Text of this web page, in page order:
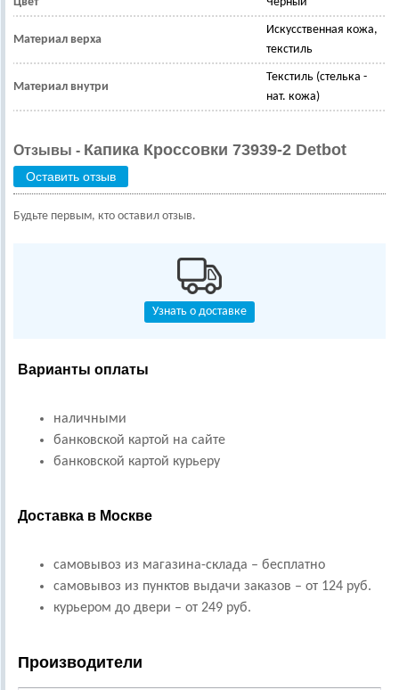
Материал верха
Искусственная кожа,
текстиль
Материал внутри
Текстиль (стелька -
нат. кожа)
Отзывы - Капика Кроссовки 73939-2 Detbot
Оставить отзыв
Будьте первым, кто оставил отзыв.
Узнать о доставке
Варианты оплаты
наличными
банковской картой на сайте
банковской картой курьеру
Доставка в Москве
самовывоз из магазина-склада – бесплатно
самовывоз из пунктов выдачи заказов – от 124 руб.
курьером до двери – от 249 руб.
Производители